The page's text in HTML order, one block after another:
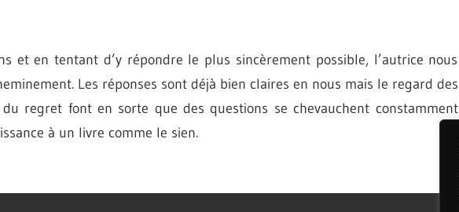
et en tentant d’y répondre le plus sincèrement possible, l’autrice nous
Les réponses sont déjà bien claires en nous mais le regard des
regret font en sorte que des questions se chevauchent constamment
à un livre comme le sien.